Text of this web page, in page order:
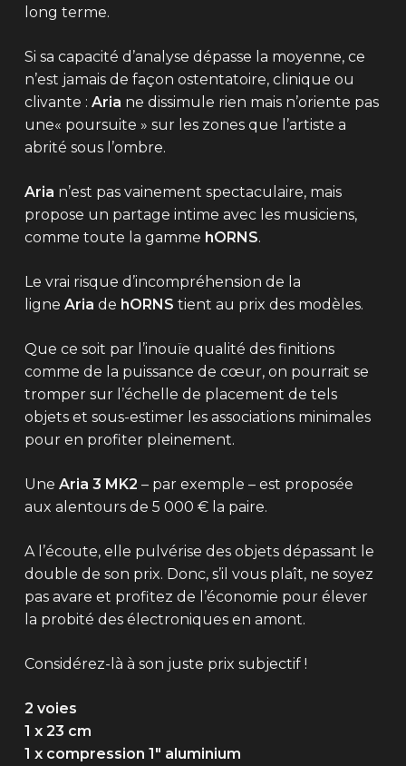
long terme.
Si sa capacité d’analyse dépasse la moyenne, ce
n’est jamais de façon ostentatoire, clinique ou
clivante : Aria ne dissimule rien mais n’oriente pas
une« poursuite » sur les zones que l’artiste a
abrité sous l’ombre.
Aria n’est pas vainement spectaculaire, mais
propose un partage intime avec les musiciens,
comme toute la gamme hORNS.
Le vrai risque d’incompréhension de la
ligne Aria de hORNS tient au prix des modèles.
Que ce soit par l’inouïe qualité des finitions
comme de la puissance de cœur, on pourrait se
tromper sur l’échelle de placement de tels
objets et sous-estimer les associations minimales
pour en profiter pleinement.
Une Aria 3 MK2 – par exemple – est proposée
aux alentours de 5 000 € la paire.
A l’écoute, elle pulvérise des objets dépassant le
double de son prix. Donc, s’il vous plaît, ne soyez
pas avare et profitez de l’économie pour élever
la probité des électroniques en amont.
Considérez-là à son juste prix subjectif !
2 voies
1 x 23 cm
1 x compression 1″ aluminium